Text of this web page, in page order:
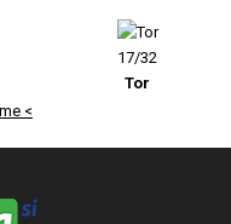
17/32
Tor
<